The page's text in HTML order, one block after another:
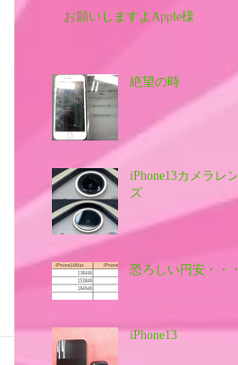
お願いしますよApple様
絶望の時
iPhone13カメラレン
ズ
恐ろしい円安・・・
iPhone13